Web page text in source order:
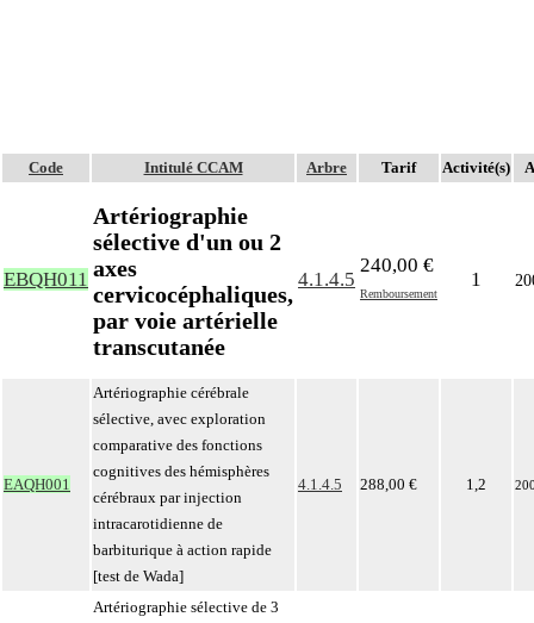
Code Intitulé CCAM Arbre Tarif Activité(s)
EBQH011
Artériographie
sélective d'un ou 2
axes
cervicocéphaliques,
par voie artérielle
transcutanée
4.1.4.5
240,00 €
Remboursement
1
EAQH001
Artériographie cérébrale
sélective, avec exploration
comparative des fonctions
cognitives des hémisphères
cérébraux par injection
intracarotidienne de
barbiturique à action rapide
[test de Wada]
4.1.4.5 288,00 € 1,2
Artériographie sélective de 3